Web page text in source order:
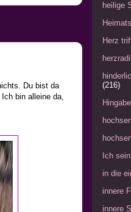
Du bist da
bin alleine da,
heilige
Herz
(216)
Hingabe
Ich sein
in die
innere
innere